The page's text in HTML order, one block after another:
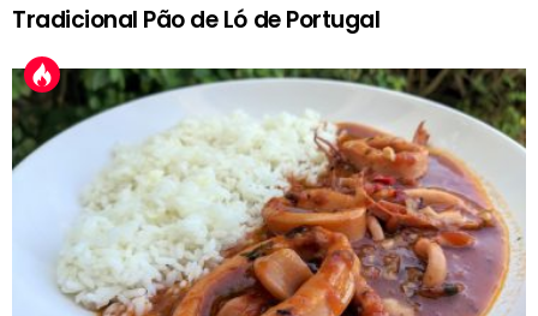
Tradicional Pão de Ló de Portugal